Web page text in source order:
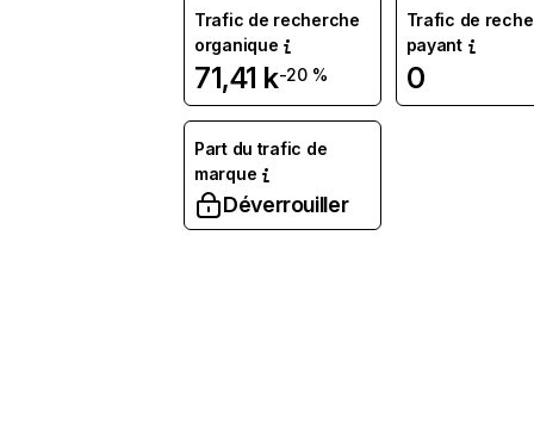
Trafic de recherche
organique
71,41 k-20 %
Trafic de
payant
0
Part du trafic de
marque
Déverrouiller